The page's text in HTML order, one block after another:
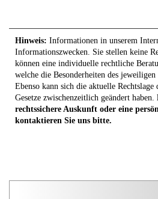
Hinweis: Informationen in unserem
Informationszwecken. Sie stellen keine
können eine individuelle rechtliche
welche die Besonderheiten des
Ebenso kann sich die aktuelle
Gesetze zwischenzeitlich geändert haben.
rechtssichere Auskunft oder eine
kontaktieren Sie uns bitte.